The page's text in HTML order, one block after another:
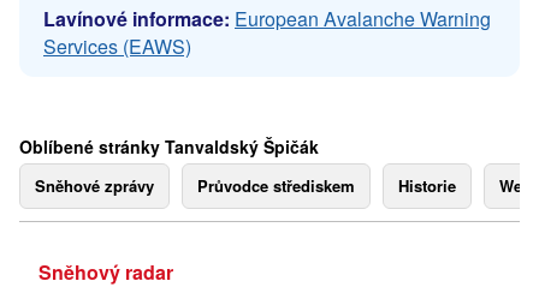
Lavínové informace: European Avalanche Warning
Services (EAWS)
Oblíbené stránky Tanvaldský Špičák
Sněhové zprávy Průvodce střediskem Historie
Sněhový radar